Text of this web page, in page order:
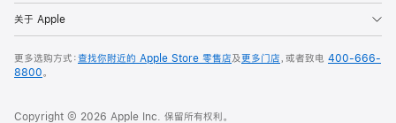
关于 Apple
更多选购方式：查找你附近的 Apple Store 零售店及更多门店，或者致电 400-666-
8800。
Copyright © 2026 Apple Inc. 保留所有权利。